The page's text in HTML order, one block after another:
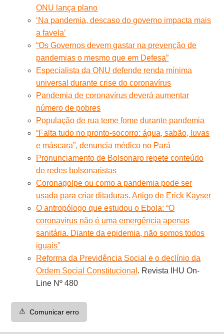
ONU lança plano
‘Na pandemia, descaso do governo impacta mais
a favela’
“Os Governos devem gastar na prevenção de
pandemias o mesmo que em Defesa”
Especialista da ONU defende renda mínima
universal durante crise do coronavírus
Pandemia de coronavírus deverá aumentar
número de pobres
População de rua teme fome durante pandemia
“Falta tudo no pronto-socorro: água, sabão, luvas
e máscara”, denuncia médico no Pará
Pronunciamento de Bolsonaro repete conteúdo
de redes bolsonaristas
Coronagolpe ou como a pandemia pode ser
usada para criar ditaduras. Artigo de Erick Kayser
O antropólogo que estudou o Ebola: “O
coronavírus não é uma emergência apenas
sanitária. Diante da epidemia, não somos todos
iguais”
Reforma da Previdência Social e o declínio da
Ordem Social Constitucional . Revista IHU On-
Line Nº 480
⚠️ Comunicar erro